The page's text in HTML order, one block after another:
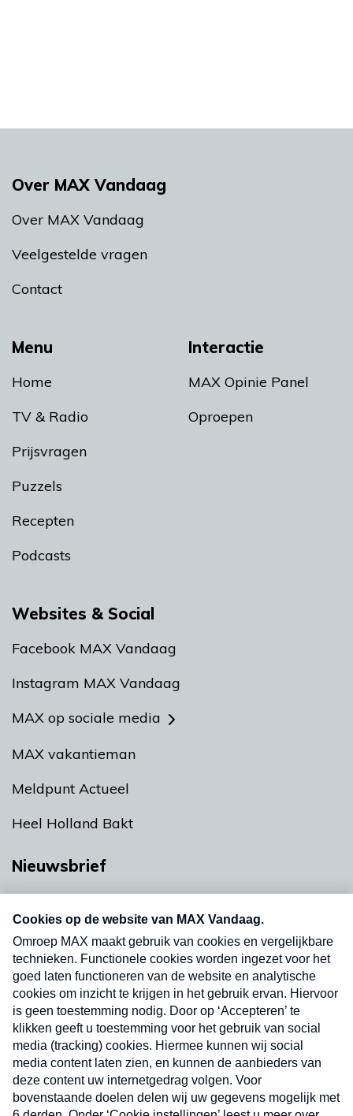
Menu
Home
TV & Radio
Prijsvragen
Puzzels
Recepten
Podcasts
Interactie
MAX Opinie Panel
Oproepen
Over MAX Vandaag
Over MAX Vandaag
Veelgestelde vragen
Contact
Websites & Social
Facebook MAX Vandaag
Instagram MAX Vandaag
MAX op sociale media
MAX vakantieman
Meldpunt Actueel
Heel Holland Bakt
Nieuwsbrief
nieuwsbrief. Elke vrijdag- en dinsdagochtend in
uw mailbox.
Verzend